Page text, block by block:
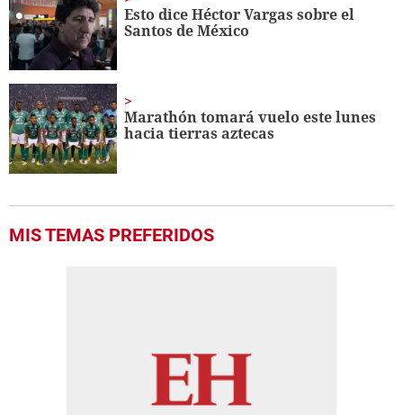
Esto dice Héctor Vargas sobre el
Santos de México
Marathón tomará vuelo este lunes
hacia tierras aztecas
MIS TEMAS PREFERIDOS